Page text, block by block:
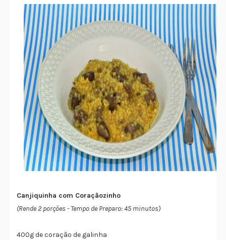
Canjiquinha com Coraçãozinho
(Rende 2 porções - Tempo de Preparo: 45 minutos)
400g de coração de galinha